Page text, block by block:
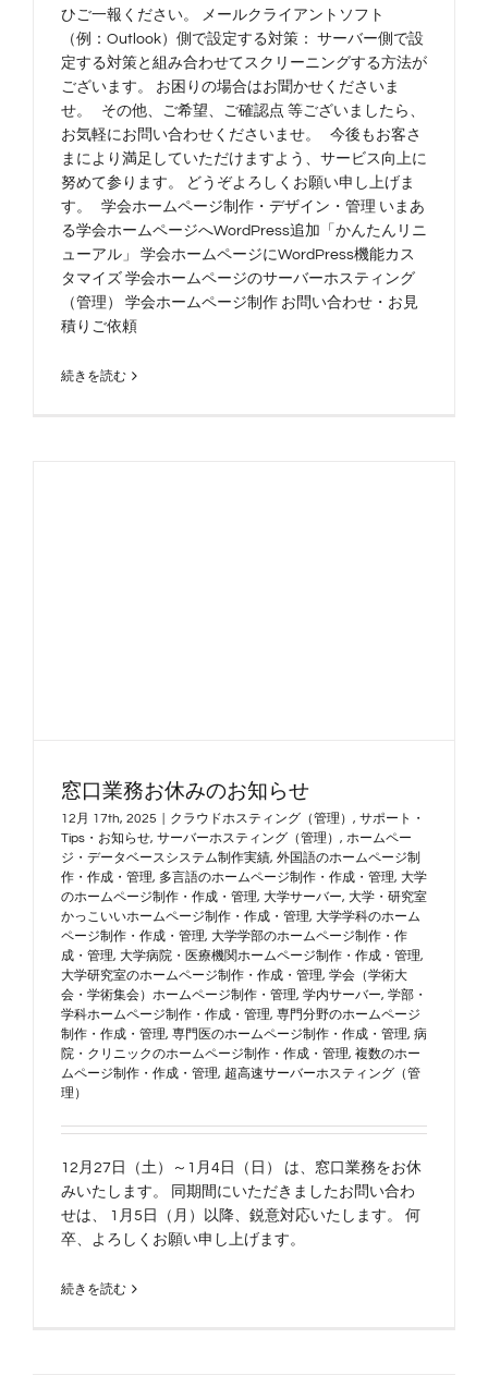
ひご一報ください。 メールクライアントソフト
（例：Outlook）側で設定する対策： サーバー側で設
定する対策と組み合わせてスクリーニングする方法が
ございます。 お困りの場合はお聞かせくださいま
せ。 その他、ご希望、ご確認点 等ございましたら、
お気軽にお問い合わせくださいませ。 今後もお客さ
まにより満足していただけますよう、サービス向上に
努めて参ります。 どうぞよろしくお願い申し上げま
す。 学会ホームページ制作・デザイン・管理 いまあ
る学会ホームページへWordPress追加「かんたんリニ
ューアル」 学会ホームページにWordPress機能カス
タマイズ 学会ホームページのサーバーホスティング
（管理） 学会ホームページ制作 お問い合わせ・お見
積りご依頼
続きを読む
窓口業務お休みのお知らせ
12月 17th, 2025 クラウドホスティング（管理） , サポート・
Tips・お知らせ, サーバーホスティング（管理） , ホームペー
ジ・データベースシステム制作実績, 外国語のホームページ制
作・作成・管理, 多言語のホームページ制作・作成・管理, 大学
のホームページ制作・作成・管理, 大学サーバー, 大学・研究室
かっこいいホームページ制作・作成・管理, 大学学科のホーム
ページ制作・作成・管理, 大学学部のホームページ制作・作
成・管理, 大学病院・医療機関ホームページ制作・作成・管理,
大学研究室のホームページ制作・作成・管理, 学会（学術大
会・学術集会）ホームページ制作・管理, 学内サーバー, 学部・
学科ホームページ制作・作成・管理, 専門分野のホームページ
制作・作成・管理, 専門医のホームページ制作・作成・管理, 病
院・クリニックのホームページ制作・作成・管理, 複数のホー
ムページ制作・作成・管理, 超高速サーバーホスティング（管
理）
12月27日（土）～1月4日（日） は、窓口業務をお休
みいたします。 同期間にいただきましたお問い合わ
せは、 1月5日（月）以降、鋭意対応いたします。 何
卒、よろしくお願い申し上げます。
続きを読む